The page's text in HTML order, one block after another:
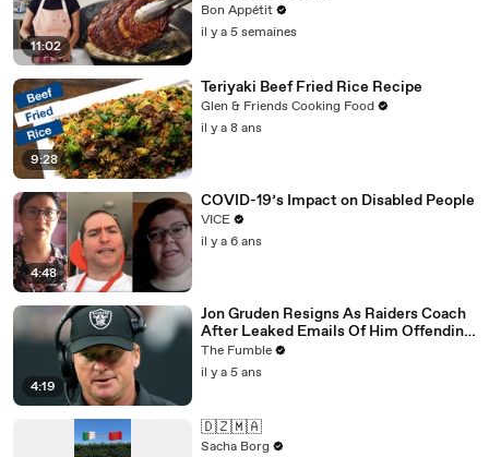
11:02
Bon Appétit
il y a 5 semaines
9:28
Teriyaki Beef Fried Rice Recipe
Glen & Friends Cooking Food
il y a 8 ans
4:48
COVID-19’s Impact on Disabled People
VICE
il y a 6 ans
4:19
Jon Gruden Resigns As Raiders Coach
After Leaked Emails Of Him Offending
Women, Gays, & Minorites
The Fumble
il y a 5 ans
🇩🇿🇲🇦
Sacha Borg